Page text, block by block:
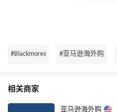
#Blackmores #亚马逊海外购
相关商家
亚马逊海外购